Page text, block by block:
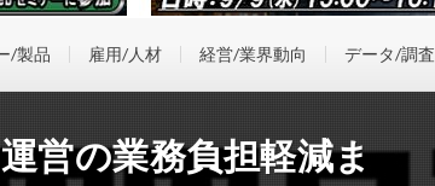
/製品 雇用/人材 経営/業界動向 データ/調査
営の業務負担軽減ま